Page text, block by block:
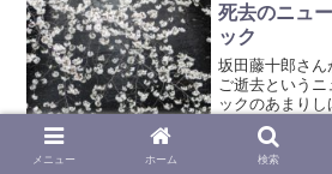
死去のニュ
ック
坂田藤十郎さん
ご逝去というニ
ックのあまり
た。歌舞伎界
きな痛手です
坂田藤十郎さ
メニュー ホーム 検索